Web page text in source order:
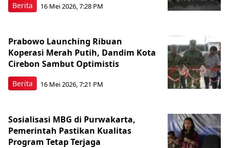
Berita 16 Mei 2026, 7:28 PM
Berita
Prabowo Launching Ribuan
Koperasi Merah Putih, Dandim Kota
Cirebon Sambut Optimistis
16 Mei 2026, 7:21 PM
Sosialisasi MBG di Purwakarta,
Pemerintah Pastikan Kualitas
Program Tetap Terjaga